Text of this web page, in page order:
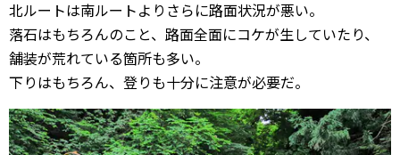
北ルートは南ルートよりさらに路面状況が悪い。
落石はもちろんのこと、路面全面にコケが生していたり、
舗装が荒れている箇所も多い。
下りはもちろん、登りも十分に注意が必要だ。